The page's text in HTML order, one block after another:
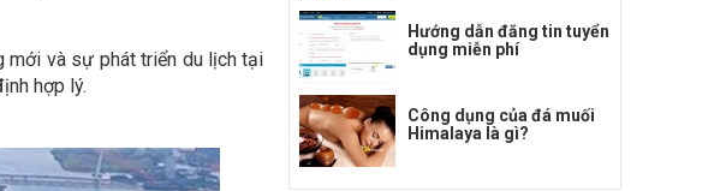
mới và sự phát triển du lịch tại
hợp lý.
Hướng dẫn đăng tin tuyển
dụng miễn phí
Công dụng của đá muối
Himalaya là gì?